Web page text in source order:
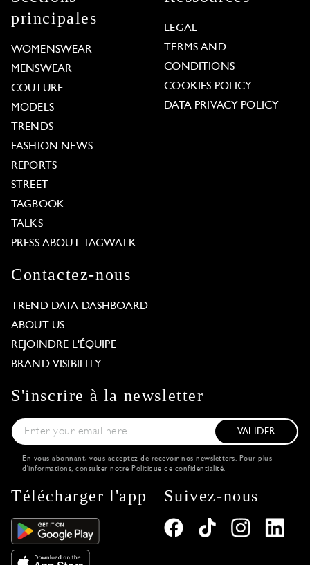
principales
WOMENSWEAR
MENSWEAR
COUTURE
MODELS
TRENDS
FASHION NEWS
REPORTS
STREET
TAGBOOK
TALKS
PRESS ABOUT TAGWALK
LEGAL
TERMS AND
CONDITIONS
COOKIES POLICY
DATA PRIVACY POLICY
Contactez-nous
TREND DATA DASHBOARD
ABOUT US
REJOINDRE L'ÉQUIPE
BRAND VISIBILITY
S'inscrire à la newsletter
VALIDER
En vous abonnant, vous acceptez de recevoir nos newsletters. Pour plus
d'informations, consulter notre Politique de confidentialité.
Télécharger l'app Suivez-nous